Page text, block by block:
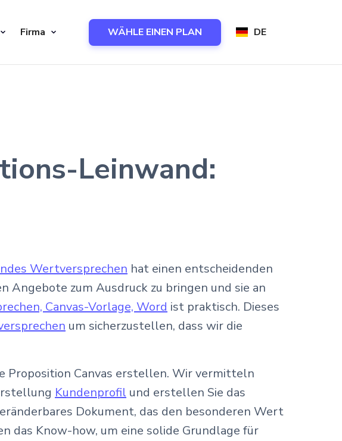
Firma WÄHLE EINEN PLAN DE
Leinwand:
Wertversprechen hat einen entscheidenden
Angebote zum Ausdruck zu bringen und sie an
Canvas-Vorlage, Word ist praktisch. Dieses
um sicherzustellen, dass wir die
Proposition Canvas erstellen. Wir vermitteln
Kundenprofil und erstellen Sie das
Dokument, das den besonderen Wert
Know-how, um eine solide Grundlage für